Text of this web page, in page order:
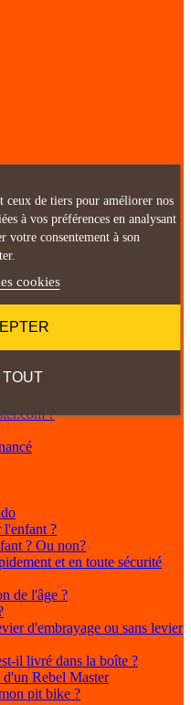
?
l'enfant ?
? Ou non?
et en toute sécurité
de l'âge ?
d'embrayage ou sans levier
il livré dans la boîte ?
Rebel Master
pit bike ?
ceux de tiers pour améliorer nos
à vos préférences en analysant
votre consentement à son
cookies